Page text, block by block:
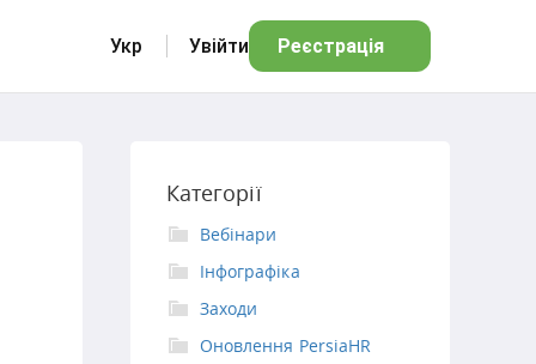
Укр Увійти Реєстрація
Категорії
Вебінари
Інфографіка
Заходи
Оновлення PersiaHR